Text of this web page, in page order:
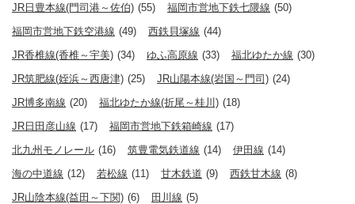
JR日豊本線(門司港～佐伯) (55) 福岡市営地下鉄七隈線 (50)
福岡市営地下鉄空港線 (49) 西鉄貝塚線 (44)
JR香椎線(香椎～宇美) (34) ゆふ高原線 (33) 福北ゆたか線 (30)
JR筑肥線(姪浜～西唐津) (25) JR山陽本線(岩国～門司) (24)
JR博多南線 (20) 福北ゆたか線(折尾～桂川) (18)
JR日田彦山線 (17) 福岡市営地下鉄箱崎線 (17)
北九州モノレール (16) 筑豊電気鉄道線 (14) 伊田線 (14)
海の中道線 (12) 若松線 (11) 甘木鉄道 (9) 西鉄甘木線 (8)
JR山陰本線(益田～下関) (6) 田川線 (5)